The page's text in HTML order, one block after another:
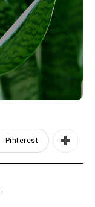
Pinterest